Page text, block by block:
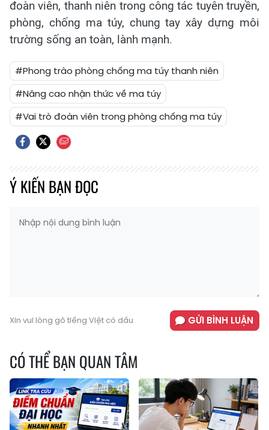
đoàn viên, thanh niên trong công tác tuyên truyền,
phòng, chống ma túy, chung tay xây dựng môi
trường sống an toàn, lành mạnh.
#Phong trào phòng chống ma túy thanh niên
#Nâng cao nhận thức về ma túy
#Vai trò đoàn viên trong phòng chống ma túy
Ý KIẾN BẠN ĐỌC
Xin vui lòng gõ tiếng Việt có dấu GỬI BÌNH LUẬN
CÓ THỂ BẠN QUAN TÂM